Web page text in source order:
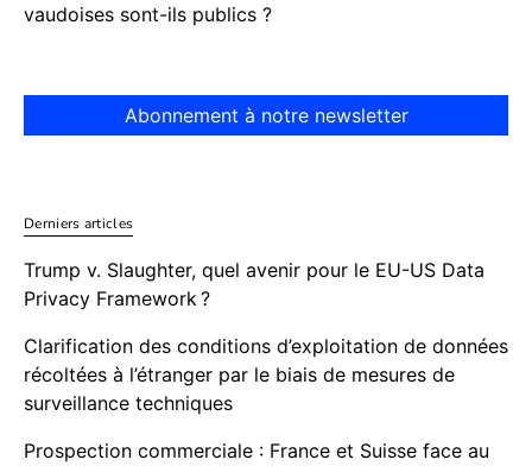
vaudoises sont-ils publics ?
Abonnement à notre newsletter
Derniers articles
Trump v. Slaughter, quel avenir pour le EU-US Data
Privacy Framework ?
Clarification des conditions d’exploitation de données
récoltées à l’étranger par le biais de mesures de
surveillance techniques
Prospection commerciale : France et Suisse face au